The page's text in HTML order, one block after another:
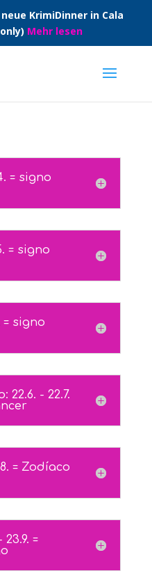
KrimiDinner in Cala
Mehr lesen
= signo
= signo
= signo
- 22.7.
= Zodíaco
=